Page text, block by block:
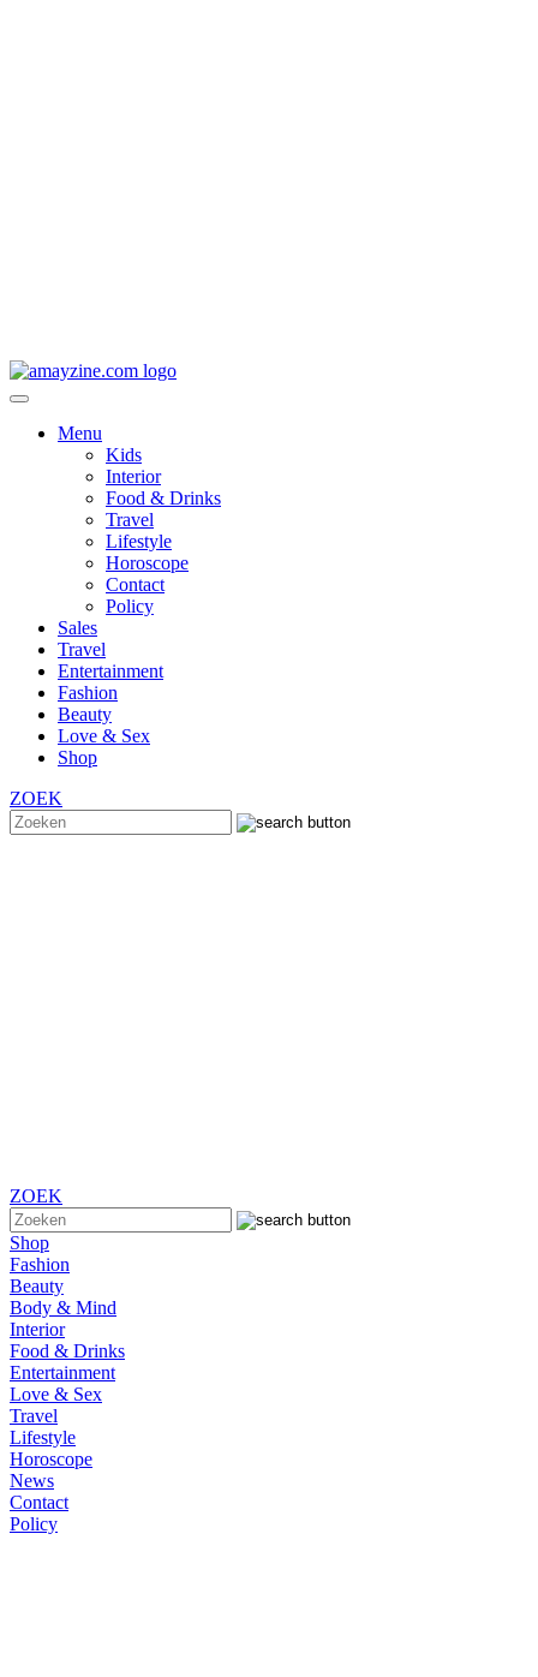
Menu
Kids
Interior
Food & Drinks
Travel
Lifestyle
Horoscope
Contact
Policy
Sales
Travel
Entertainment
Fashion
Beauty
Love & Sex
Shop
ZOEK
ZOEK
Shop
Fashion
Beauty
Body & Mind
Interior
Food & Drinks
Entertainment
Love & Sex
Travel
Lifestyle
Horoscope
News
Contact
Policy